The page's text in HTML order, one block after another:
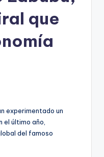
que
experimentado un
el último año,
del famoso